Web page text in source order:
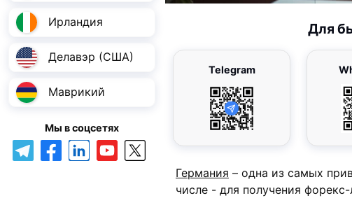
Ирландия
Делавэр (США)
Маврикий
Мы в соцсетях
Для
Telegram
Германия – одна из самых
числе - для получения